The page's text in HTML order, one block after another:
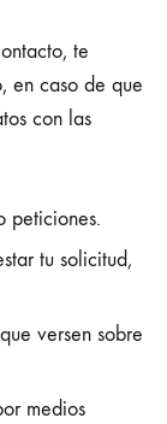
te
en caso de que
con las
peticiones.
tu solicitud,
versen sobre
medios